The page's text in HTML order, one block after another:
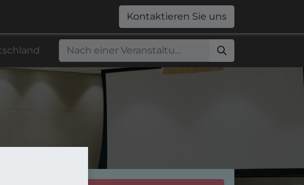
Kontaktieren Sie uns